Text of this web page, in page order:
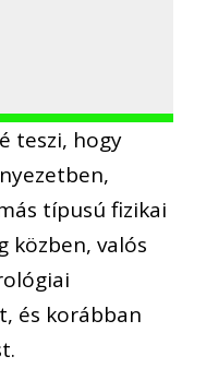
teszi, hogy
típusú fizikai
közben, valós
és korábban